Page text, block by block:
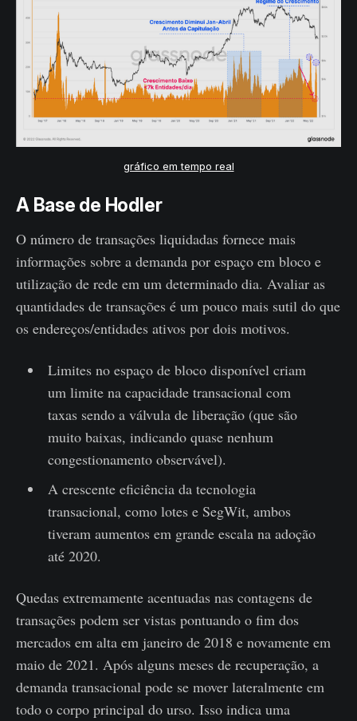
gráfico em tempo real
A Base de Hodler
O número de transações liquidadas fornece mais
informações sobre a demanda por espaço em bloco e
utilização de rede em um determinado dia. Avaliar as
quantidades de transações é um pouco mais sutil do que
os endereços/entidades ativos por dois motivos.
Limites no espaço de bloco disponível criam
um limite na capacidade transacional com
taxas sendo a válvula de liberação (que são
muito baixas, indicando quase nenhum
congestionamento observável).
A crescente eficiência da tecnologia
transacional, como lotes e SegWit, ambos
tiveram aumentos em grande escala na adoção
até 2020.
Quedas extremamente acentuadas nas contagens de
transações podem ser vistas pontuando o fim dos
mercados em alta em janeiro de 2018 e novamente em
maio de 2021. Após alguns meses de recuperação, a
demanda transacional pode se mover lateralmente em
todo o corpo principal do urso. Isso indica uma